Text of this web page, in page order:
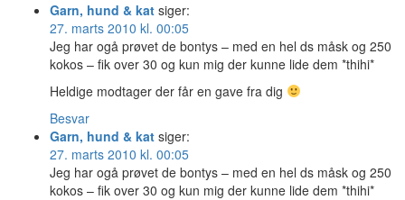
Garn, hund & kat siger:
27. marts 2010 kl. 00:05
Jeg har ogå prøvet de bontys – med en hel ds måsk og 250
kokos – fik over 30 og kun mig der kunne lide dem *thihi*
Heldige modtager der får en gave fra dig
Besvar
Garn, hund & kat siger:
27. marts 2010 kl. 00:05
Jeg har ogå prøvet de bontys – med en hel ds måsk og 250
kokos – fik over 30 og kun mig der kunne lide dem *thihi*